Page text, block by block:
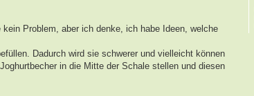
Problem, aber ich denke, ich habe Ideen, welche
Dadurch wird sie schwerer und vielleicht können
in die Mitte der Schale stellen und diesen